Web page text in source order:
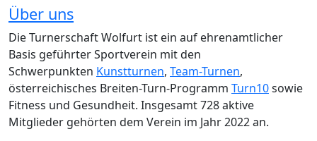
Über uns
Die Turnerschaft Wolfurt ist ein auf ehrenamtlicher
Basis geführter Sportverein mit den
Schwerpunkten Kunstturnen, Team-Turnen,
österreichisches Breiten-Turn-Programm Turn10sowie
Fitness und Gesundheit. Insgesamt 728 aktive
Mitglieder gehörten dem Verein im Jahr 2022 an.